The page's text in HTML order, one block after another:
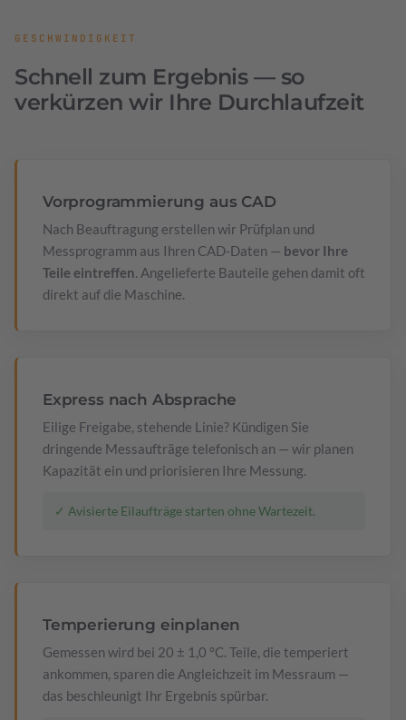
GESCHWINDIGKEIT
Schnell zum Ergebnis — so
verkürzen wir Ihre Durchlaufzeit
Vorprogrammierung aus CAD
Nach Beauftragung erstellen wir Prüfplan und
Messprogramm aus Ihren CAD-Daten — bevor Ihre
Teile eintreffen. Angelieferte Bauteile gehen damit oft
direkt auf die Maschine.
Express nach Absprache
Eilige Freigabe, stehende Linie? Kündigen Sie
dringende Messaufträge telefonisch an — wir planen
Kapazität ein und priorisieren Ihre Messung.
✓ Avisierte Eilaufträge starten ohne Wartezeit.
Temperierung einplanen
Gemessen wird bei 20 ± 1,0 °C. Teile, die temperiert
ankommen, sparen die Angleichzeit im Messraum —
das beschleunigt Ihr Ergebnis spürbar.